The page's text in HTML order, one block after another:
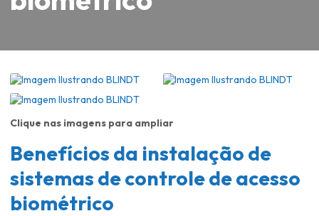
Clique nas imagens para ampliar
Benefícios da instalação de
sistemas de controle de acesso
biométrico